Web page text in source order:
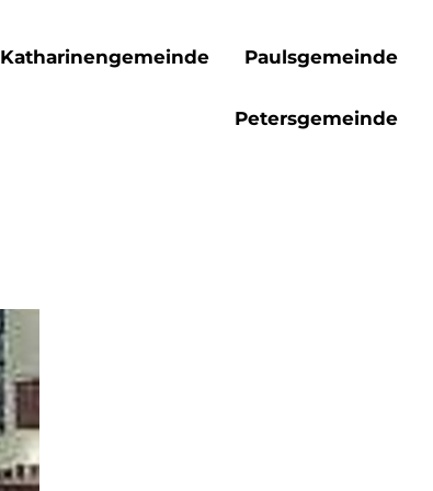
Katharinengemeinde Paulsgemeinde
Petersgemeinde